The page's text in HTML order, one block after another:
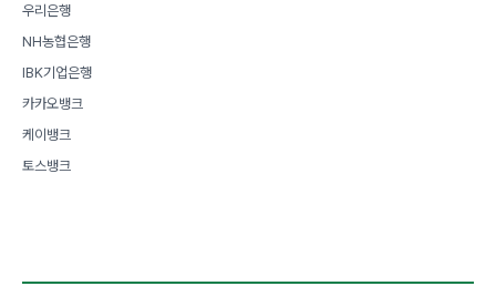
우리은행
NH농협은행
IBK기업은행
카카오뱅크
케이뱅크
토스뱅크